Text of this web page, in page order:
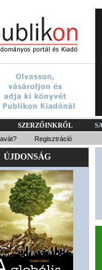
SZERZŐINKRŐL
Regisztráció
ÚJDONSÁG